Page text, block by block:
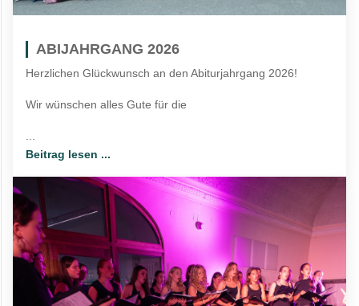
ABIJAHRGANG 2026
Herzlichen Glückwunsch an den Abiturjahrgang 2026!
Wir wünschen alles Gute für die
Beitrag lesen ...